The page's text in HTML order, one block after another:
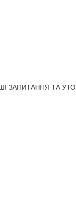
ЗАПИТАННЯ ТА